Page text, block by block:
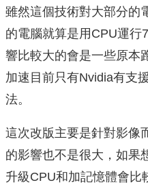
雖然這個技術對大部分的
的電腦就算是用CPU運行
響比較大的會是一些原本
加速目前只有Nvidia有支
法。
這次改版主要是針對影像
的影響也不是很大，如果
升級CPU和加記憶體會比